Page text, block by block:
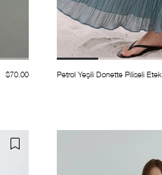
$70.00 Petrol Yeşili Donette Piliseli Etek